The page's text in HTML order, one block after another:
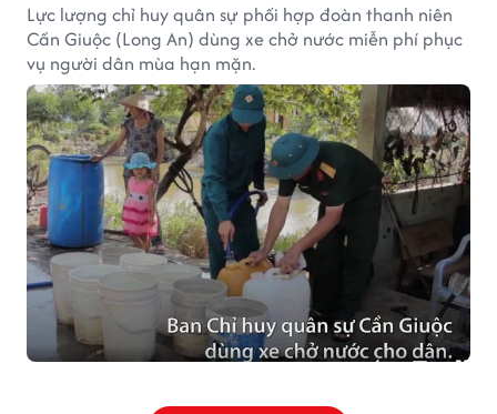
Lực lượng chỉ huy quân sự phối hợp đoàn thanh niên
Cần Giuộc (Long An) dùng xe chở nước miễn phí phục
vụ người dân mùa hạn mặn.